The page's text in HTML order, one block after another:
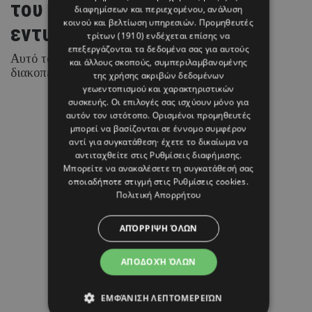
του καλοκαιριού και
εντυπωσιάζει
Αυτό το νησί επέλεξε για τις καλοκαιρινές της
διακοπές
08 ΑΥΓΟΥΣΤΟΥ 26 - 11:18
Margarita Psichi
διαφημίσεων και περιεχομένου, ανάλυση
κοινού και βελτίωση υπηρεσιών. Προμηθευτές
τρίτων (1910) ενδέχεται επίσης να
επεξεργάζονται τα δεδομένα σας για αυτούς
και άλλους σκοπούς, συμπεριλαμβανομένης
της χρήσης ακριβών δεδομένων
γεωεντοπισμού και χαρακτηριστικών
συσκευής. Οι επιλογές σας ισχύουν μόνο για
αυτόν τον ιστότοπο. Ορισμένοι προμηθευτές
μπορεί να βασίζονται σε έννομο συμφέρον
αντί για συγκατάθεση· έχετε το δικαίωμα να
αντιταχθείτε στιςΡυθμίσεις διαφήμισης.
Μπορείτε να ανακαλέσετε τη συγκατάθεσή σας
οποιαδήποτε στιγμή στις Ρυθμίσεις cookies.
Πολιτική Απορρήτου
ΑΠΟΔΟΧΉ ΌΛΩΝ
ΑΠΌΡΡΙΨΗ ΌΛΩΝ
ΕΜΦΆΝΙΣΗ ΛΕΠΤΟΜΕΡΕΙΏΝ